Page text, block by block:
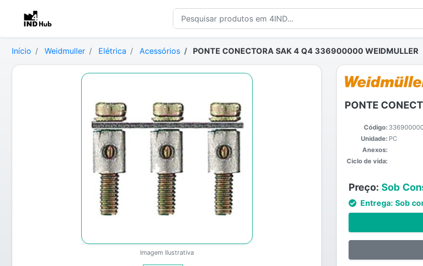
Início Weidmuller Elétrica Acessórios PONTE CONECTORA SAK 4 Q4 336900000 WEIDMULLER
Imagem Ilustrativa
PONTE
Código:
Unidade: PC
Anexos:
Ciclo de vida:
Preço: Sob
Entrega: Sob